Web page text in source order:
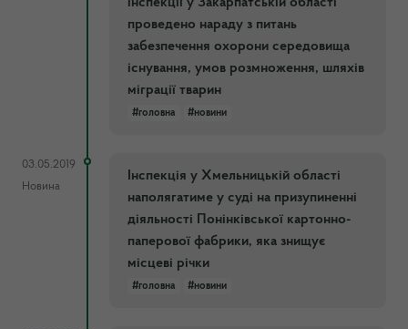
проведено нараду з питань
забезпечення охорони середовища
існування, умов розмноження, шляхів
міграції тварин
#головна #новини
03.05.2019
Новина
Інспекція у Хмельницькій області
наполягатиме у суді на призупиненні
діяльності Понінківської картонно-
паперової фабрики, яка знищує
місцеві річки
#головна #новини